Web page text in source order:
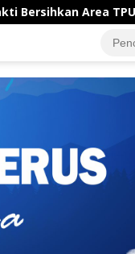
TPU Leuweung Djati